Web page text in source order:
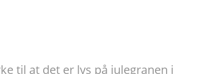
til at det er lys på julegranen i